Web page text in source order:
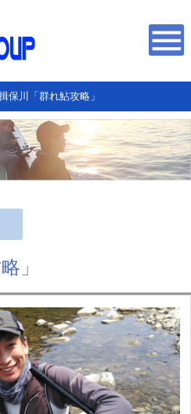
保川「群れ鮎攻略」
」